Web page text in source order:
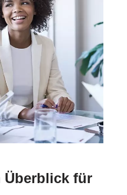
Überblick für